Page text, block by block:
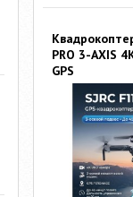
PRO 3-AXIS
GPS